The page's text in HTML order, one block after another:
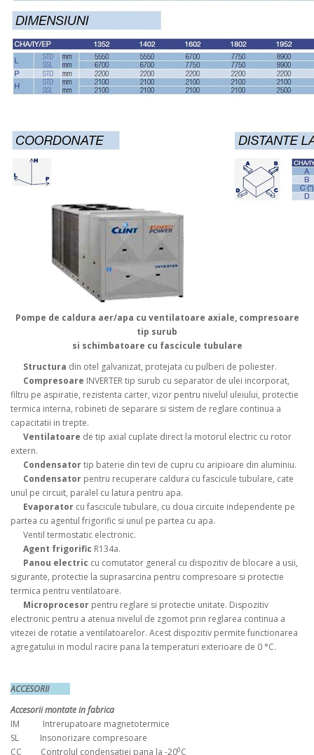
Pompe de caldura aer/apa cu ventilatoare axiale, compresoare
tip surub
si schimbatoare cu fascicule tubulare
Structura din otel galvanizat, protejata cu pulberi de poliester.
Compresoare INVERTER tip surub cu separator de ulei incorporat,
filtru pe aspiratie, rezistenta carter, vizor pentru nivelul uleiului, protectie
termica interna, robineti de separare si sistem de reglare continua a
capacitatii in trepte.
Ventilatoare de tip axial cuplate direct la motorul electric cu rotor
extern.
Condensatortip baterie din tevi de cupru cu aripioare din aluminiu.
Condensator pentru recuperare caldura cu fascicule tubulare, cate
unul pe circuit, paralel cu latura pentru apa.
Evaporator cu fascicule tubulare, cu doua circuite independente pe
partea cu agentul frigorific si unul pe partea cu apa.
Ventil termostatic electronic.
Agent frigorific R134a.
Panou electric cu comutator general cu dispozitiv de blocare a usii,
sigurante, protectie la suprasarcina pentru compresoare si protectie
termica pentru ventilatoare.
Microprocesor pentru reglare si protectie unitate. Dispozitiv
electronic pentru a atenua nivelul de zgomot prin reglarea continua a
vitezei de rotatie a ventilatoarelor. Acest dispozitiv permite functionarea
agregatului in modul racire pana la temperaturi exterioare de 0 °C.
ACCESORII
Accesorii montate in fabrica
IM Intrerupatoare magnetotermice
SL Insonorizare compresoare
CC Controlul condensatiei pana la -200C